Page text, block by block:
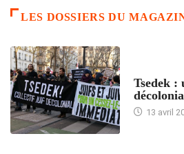
LES DOSSIERS DU
Tsedek :
13 avril